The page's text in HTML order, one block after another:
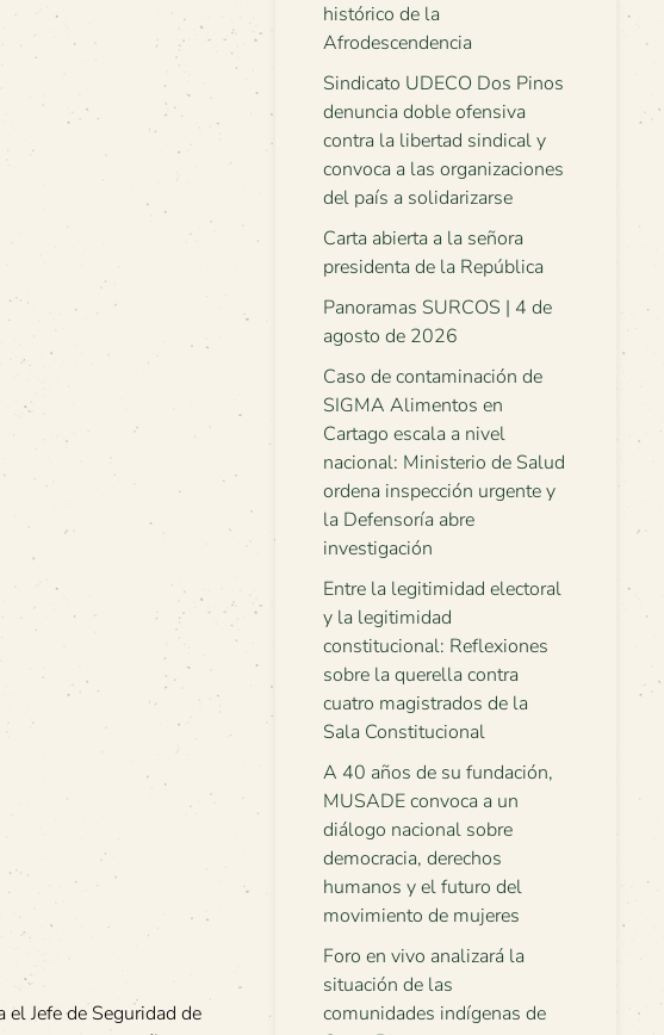
Jefe de Seguridad de
histórico de la
Afrodescendencia
Sindicato UDECO Dos Pinos
denuncia doble ofensiva
contra la libertad sindical y
convoca a las organizaciones
del país a solidarizarse
Carta abierta a la señora
presidenta de la República
Panoramas SURCOS | 4 de
agosto de 2026
Caso de contaminación de
SIGMA Alimentos en
Cartago escala a nivel
nacional: Ministerio de Salud
ordena inspección urgente y
la Defensoría abre
investigación
Entre la legitimidad electoral
y la legitimidad
constitucional: Reflexiones
sobre la querella contra
cuatro magistrados de la
Sala Constitucional
A 40 años de su fundación,
MUSADE convoca a un
diálogo nacional sobre
democracia, derechos
humanos y el futuro del
movimiento de mujeres
Foro en vivo analizará la
situación de las
comunidades indígenas de